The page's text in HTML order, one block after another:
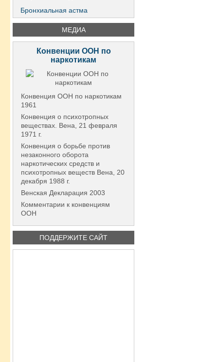
Бронхиальная астма
МЕДИА
Конвенции ООН по
наркотикам
Конвенция ООН по наркотикам
1961
Конвенция о психотропных
веществах. Вена, 21 февраля
1971 г.
Конвенция о борьбе против
незаконного оборота
наркотических средств и
психотропных веществ Вена, 20
декабря 1988 г.
Венская Декларация 2003
Комментарии к конвенциям
ООН
ПОДДЕРЖИТЕ САЙТ